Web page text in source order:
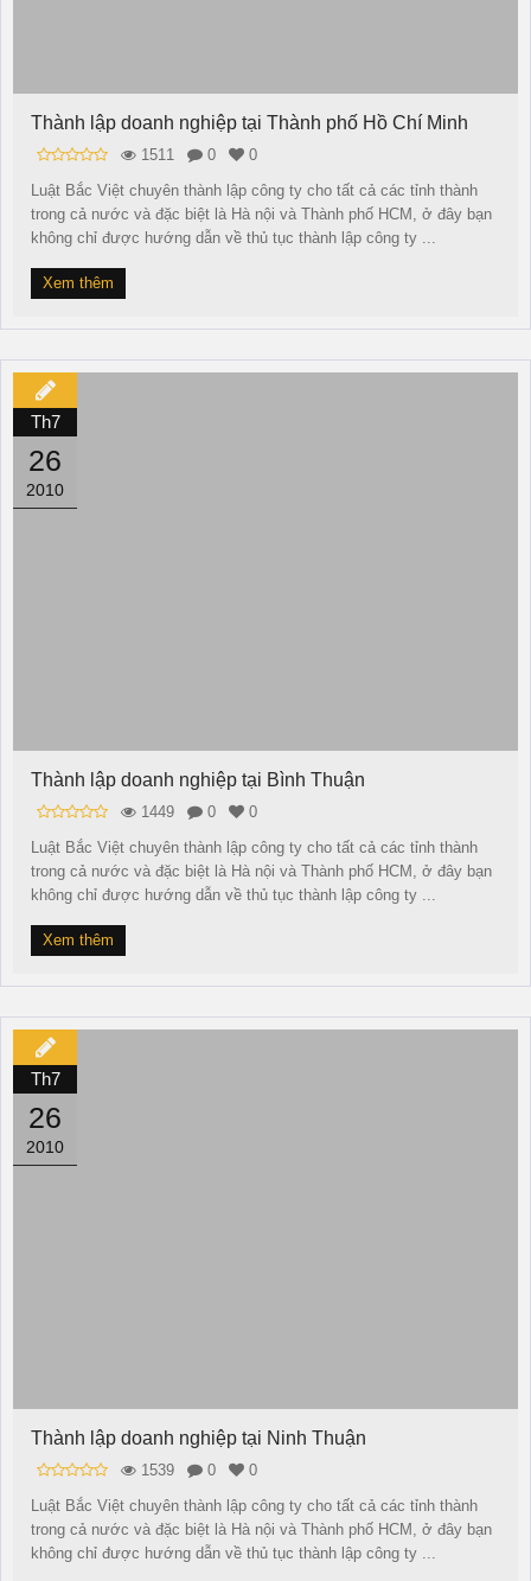
Thành lập doanh nghiệp tại Thành phố Hồ Chí Minh
1511 0
0
Luật Bắc Việt chuyên thành lập công ty cho tất cả các tỉnh thành
trong cả nước và đặc biệt là Hà nội và Thành phố HCM, ở đây bạn
không chỉ được hướng dẫn về thủ tục thành lập công ty ...
Xem thêm
Th7
26
2010
Thành lập doanh nghiệp tại Bình Thuận
1449 0
0
Luật Bắc Việt chuyên thành lập công ty cho tất cả các tỉnh thành
trong cả nước và đặc biệt là Hà nội và Thành phố HCM, ở đây bạn
không chỉ được hướng dẫn về thủ tục thành lập công ty ...
Xem thêm
Th7
26
2010
Thành lập doanh nghiệp tại Ninh Thuận
1539 0
0
Luật Bắc Việt chuyên thành lập công ty cho tất cả các tỉnh thành
trong cả nước và đặc biệt là Hà nội và Thành phố HCM, ở đây bạn
không chỉ được hướng dẫn về thủ tục thành lập công ty ...